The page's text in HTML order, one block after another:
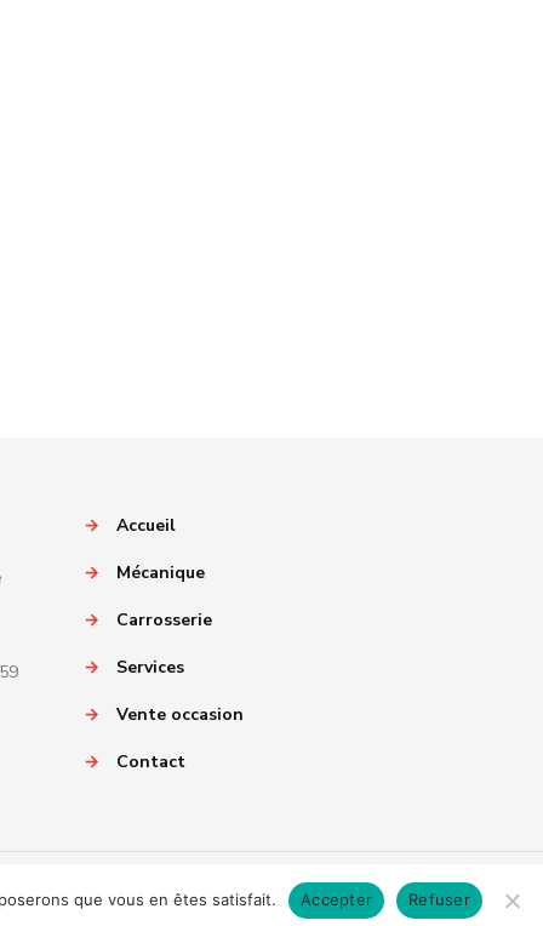
→ Accueil
→ Mécanique
→ Carrosserie
→ Services
→ Vente occasion
→ Contact
que vous en êtes satisfait. Accepter Refuser